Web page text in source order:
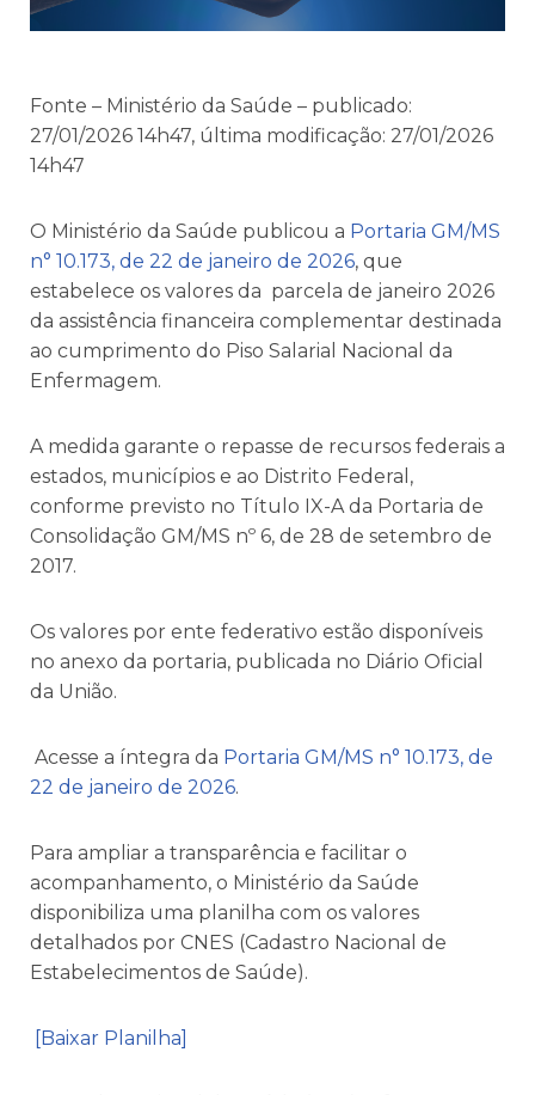
Fonte – Ministério da Saúde – publicado:
27/01/2026 14h47, última modificação: 27/01/2026
14h47
O Ministério da Saúde publicou a Portaria GM/MS
n° 10.173, de 22 de janeiro de 2026, que
estabelece os valores da parcela de janeiro 2026
da assistência financeira complementar destinada
ao cumprimento do Piso Salarial Nacional da
Enfermagem.
A medida garante o repasse de recursos federais a
estados, municípios e ao Distrito Federal,
conforme previsto no Título IX-A da Portaria de
Consolidação GM/MS nº 6, de 28 de setembro de
2017.
Os valores por ente federativo estão disponíveis
no anexo da portaria, publicada no Diário Oficial
da União.
Acesse a íntegra da Portaria GM/MS n° 10.173, de
22 de janeiro de 2026.
Para ampliar a transparência e facilitar o
acompanhamento, o Ministério da Saúde
disponibiliza uma planilha com os valores
detalhados por CNES (Cadastro Nacional de
Estabelecimentos de Saúde).
[Baixar Planilha]